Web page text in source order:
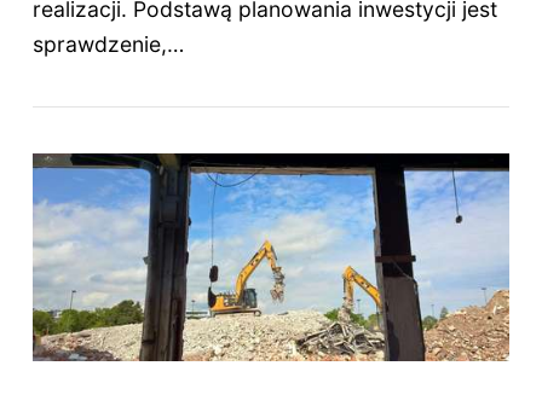
realizacji. Podstawą planowania inwestycji jest
sprawdzenie,…